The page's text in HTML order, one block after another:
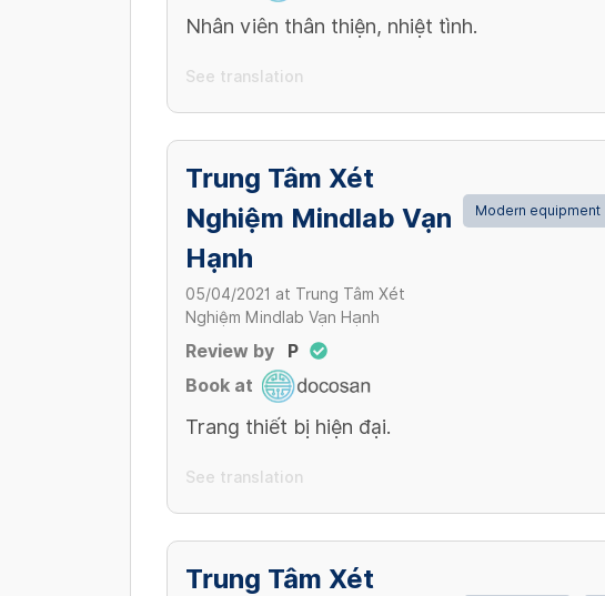
Nhân viên thân thiện, nhiệt tình.
See translation
Trung Tâm Xét
Nghiệm Mindlab Vạn
Hạnh
05/04/2021 at Trung Tâm Xét
Nghiệm Mindlab Vạn Hạnh
Review by
P
Book at
Modern equipment
Trang thiết bị hiện đại.
See translation
Trung Tâm Xét